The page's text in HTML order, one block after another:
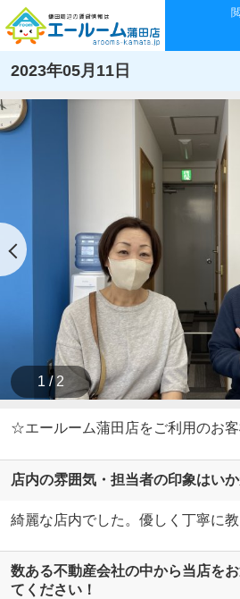
2023年05月11日
1 / 2
☆エールーム蒲田店をご利用のお
店内の雰囲気・担当者の印象はい
綺麗な店内でした。優しく丁寧に教
数ある不動産会社の中から当店を
てください！